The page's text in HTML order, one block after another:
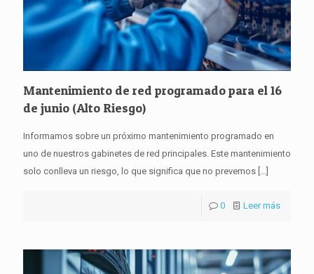
Mantenimiento de red programado para el 16
de junio (Alto Riesgo)
Informamos sobre un próximo mantenimiento programado en
uno de nuestros gabinetes de red principales. Este mantenimiento
solo conlleva un riesgo, lo que significa que no prevemos […]
0 Leer más